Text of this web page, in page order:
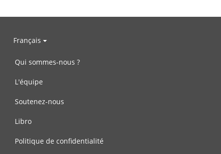
Français
Qui sommes-nous ?
L'équipe
Soutenez-nous
Libro
Politique de confidentialité